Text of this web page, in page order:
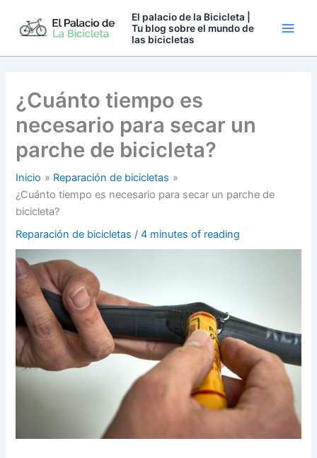
El palacio de la Bicicleta |
Tu blog sobre el mundo de
las bicicletas
¿Cuánto tiempo es
necesario para secar un
parche de bicicleta?
Inicio
Reparación de bicicletas
¿Cuánto tiempo es necesario para secar un parche de
bicicleta?
Reparación de bicicletas /4 minutes of reading